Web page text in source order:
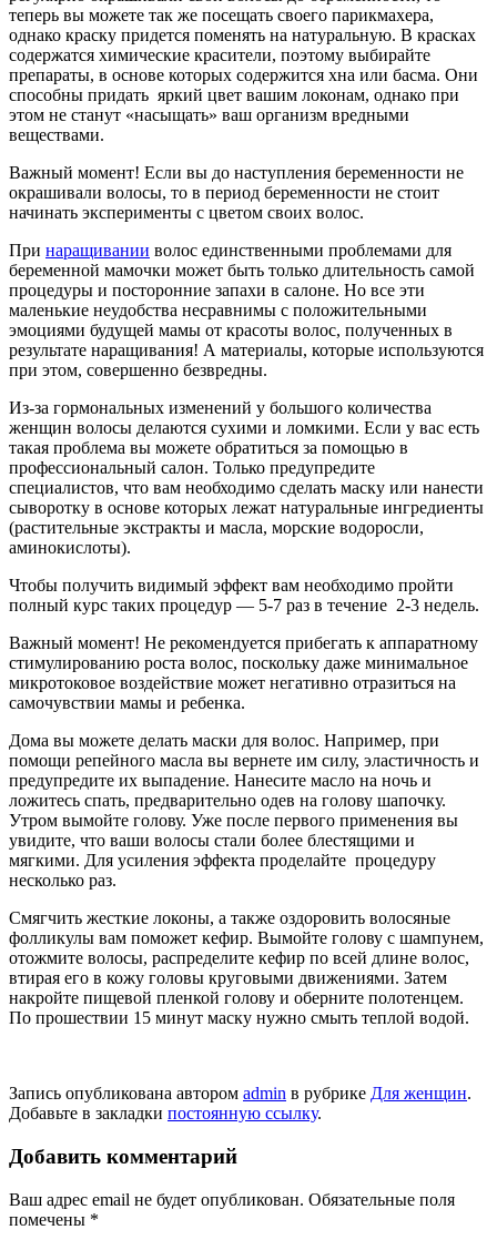
теперь вы можете так же посещать своего парикмахера,
однако краску придется поменять на натуральную. В красках
содержатся химические красители, поэтому выбирайте
препараты, в основе которых содержится хна или басма. Они
способны придать яркий цвет вашим локонам, однако при
этом не станут «насыщать» ваш организм вредными
веществами.
Важный момент! Если вы до наступления беременности не
окрашивали волосы, то в период беременности не стоит
начинать эксперименты с цветом своих волос.
При наращивании волос единственными проблемами для
беременной мамочки может быть только длительность самой
процедуры и посторонние запахи в салоне. Но все эти
маленькие неудобства несравнимы с положительными
эмоциями будущей мамы от красоты волос, полученных в
результате наращивания! А материалы, которые используются
при этом, совершенно безвредны.
Из-за гормональных изменений у большого количества
женщин волосы делаются сухими и ломкими. Если у вас есть
такая проблема вы можете обратиться за помощью в
профессиональный салон. Только предупредите
специалистов, что вам необходимо сделать маску или нанести
сыворотку в основе которых лежат натуральные ингредиенты
(растительные экстракты и масла, морские водоросли,
аминокислоты).
Чтобы получить видимый эффект вам необходимо пройти
полный курс таких процедур — 5-7 раз в течение 2-3 недель.
Важный момент! Не рекомендуется прибегать к аппаратному
стимулированию роста волос, поскольку даже минимальное
микротоковое воздействие может негативно отразиться на
самочувствии мамы и ребенка.
Дома вы можете делать маски для волос. Например, при
помощи репейного масла вы вернете им силу, эластичность и
предупредите их выпадение. Нанесите масло на ночь и
ложитесь спать, предварительно одев на голову шапочку.
Утром вымойте голову. Уже после первого применения вы
увидите, что ваши волосы стали более блестящими и
мягкими. Для усиления эффекта проделайте процедуру
несколько раз.
Смягчить жесткие локоны, а также оздоровить волосяные
фолликулы вам поможет кефир. Вымойте голову с шампунем,
отожмите волосы, распределите кефир по всей длине волос,
втирая его в кожу головы круговыми движениями. Затем
накройте пищевой пленкой голову и оберните полотенцем.
По прошествии 15 минут маску нужно смыть теплой водой.
Запись опубликована автором admin в рубрике Для женщин.
Добавьте в закладки постоянную ссылку.
Добавить комментарий
Ваш адрес email не будет опубликован. Обязательные поля
помечены *